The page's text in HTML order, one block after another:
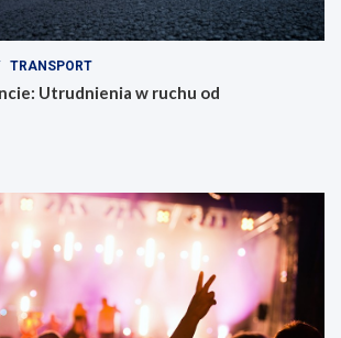
TRANSPORT
Utrudnienia w ruchu od